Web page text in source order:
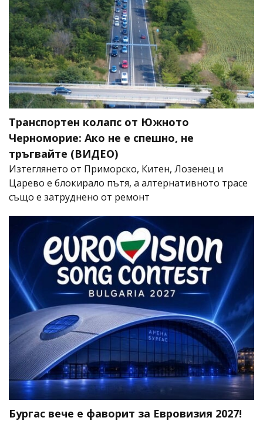
Транспортен колапс от Южното
Черноморие: Ако не е спешно, не
тръгвайте (ВИДЕО)
Изтеглянето от Приморско, Китен, Лозенец и
Царево е блокирало пътя, а алтернативното трасе
също е затруднено от ремонт
Бургас вече е фаворит за Евровизия 2027!